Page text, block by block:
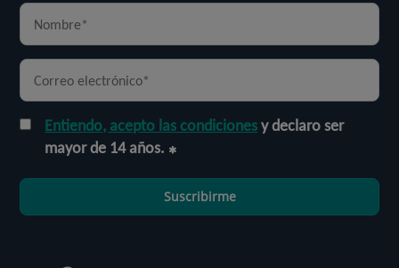
Entiendo, acepto las condicionesy declaro ser
mayor de 14 años.
Suscribirme